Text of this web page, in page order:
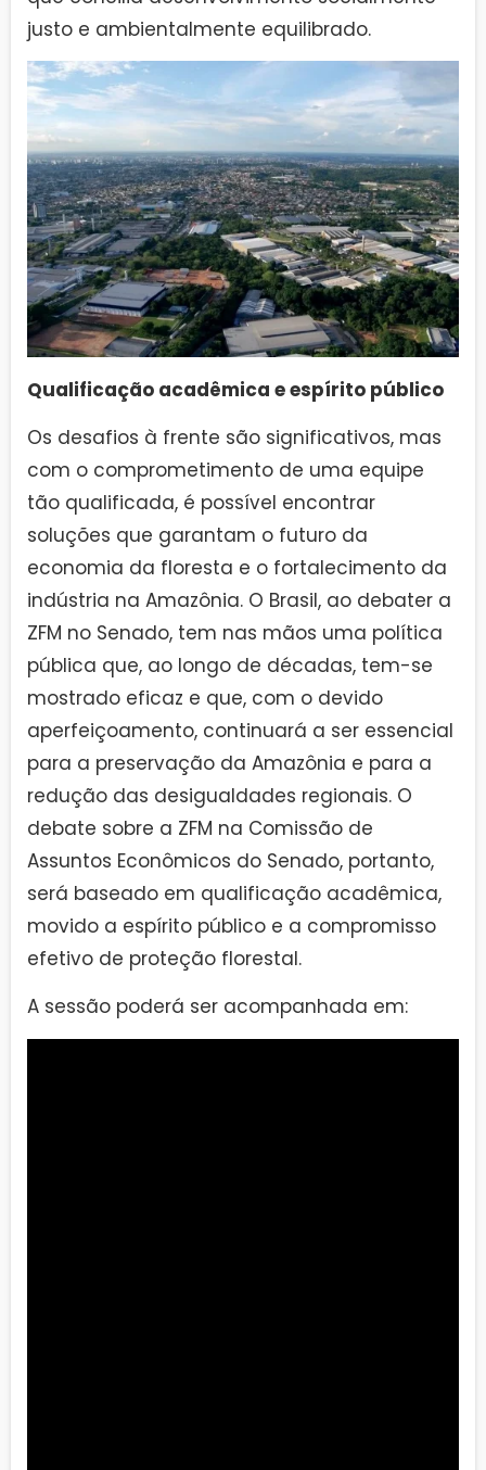
justo e ambientalmente equilibrado.
Qualificação acadêmica e espírito público
Os desafios à frente são significativos, mas
com o comprometimento de uma equipe
tão qualificada, é possível encontrar
soluções que garantam o futuro da
economia da floresta e o fortalecimento da
indústria na Amazônia. O Brasil, ao debater a
ZFM no Senado, tem nas mãos uma política
pública que, ao longo de décadas, tem-se
mostrado eficaz e que, com o devido
aperfeiçoamento, continuará a ser essencial
para a preservação da Amazônia e para a
redução das desigualdades regionais. O
debate sobre a ZFM na Comissão de
Assuntos Econômicos do Senado, portanto,
será baseado em qualificação acadêmica,
movido a espírito público e a compromisso
efetivo de proteção florestal.
A sessão poderá ser acompanhada em: